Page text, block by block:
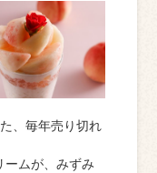
、毎年売り切れ
ームが、みずみ